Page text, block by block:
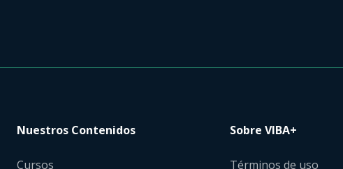
Nuestros Contenidos
Cursos
Sobre VIBA+
Términos de uso